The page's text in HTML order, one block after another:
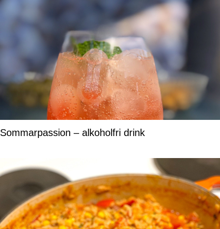
Sommarpassion – alkoholfri drink